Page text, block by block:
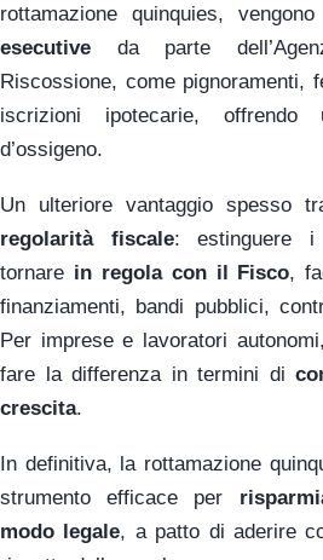
rottamazione quinquies, vengono
esecutive da parte
Riscossione, come pignoramenti,
iscrizioni ipotecarie,
d’ossigeno.
Un ulteriore vantaggio spesso
regolarità fiscale: estinguere i
tornare in regola con il Fisco,
finanziamenti, bandi pubblici,
Per imprese e lavoratori
fare la differenza in termini di
crescita.
In definitiva, la rottamazione
strumento efficace per
modo legale, a patto di aderire